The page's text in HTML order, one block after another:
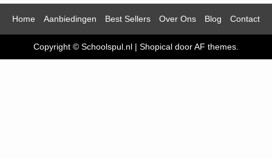
Home Aanbiedingen Best Sellers Over Ons Blog Contact
Copyright © Schoolspul.nl | Shopical door AF themes.